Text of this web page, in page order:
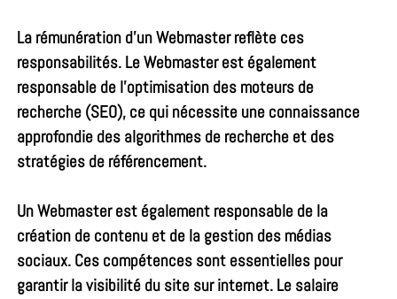
La rémunération d’un Webmasterreflète ces
responsabilités. Le Webmaster est également
responsable de l’optimisation des moteurs de
recherche (SEO), ce qui nécessite une connaissance
approfondie des algorithmes de recherche et des
stratégies de référencement.
Un Webmaster est également responsable de la
création de contenu et de la gestion des médias
sociaux. Ces compétences sont essentielles pour
garantir la visibilité du site sur internet. Le salaire